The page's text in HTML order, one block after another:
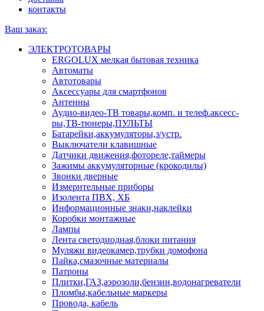
контакты
Ваш заказ:
ЭЛЕКТРОТОВАРЫ
ERGOLUX мелкая бытовая техника
Автоматы
Автотовары
Аксессуары для смартфонов
Антенны
Аудио-видео-ТВ товары,комп. и телеф.аксесс-
ры,ТВ-тюнеры,ПУЛЬТЫ
Батарейки,аккумуляторы,з/устр.
Выключатели клавишные
Датчики движения,фотореле,таймеры
Зажимы аккумуляторные (крокодилы)
Звонки дверные
Измерительные приборы
Изолента ПВХ, ХБ
Информационные знаки,наклейки
Коробки монтажные
Лампы
Лента светодиодная,блоки питания
Муляжи видеокамер,трубки домофона
Пайка,смазочные материалы
Патроны
Плитки,ГАЗ,аэрозоли,бензин,водонагреватели
Пломбы,кабельные маркеры
Провода, кабель